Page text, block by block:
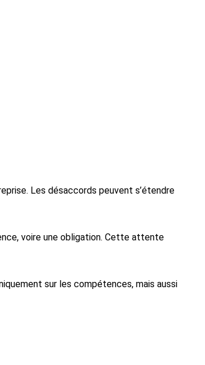
Les désaccords peuvent s’étendre
voire une obligation. Cette attente
sur les compétences, mais aussi